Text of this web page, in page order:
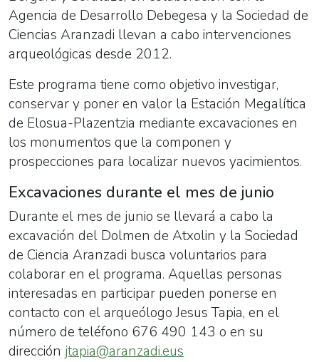
Agencia de Desarrollo Debegesa y la Sociedad de
Ciencias Aranzadi llevan a cabo intervenciones
arqueológicas desde 2012.
Este programa tiene como objetivo investigar,
conservar y poner en valor la Estación Megalítica
de Elosua-Plazentzia mediante excavaciones en
los monumentos que la componen y
prospecciones para localizar nuevos yacimientos.
Excavaciones durante el mes de junio
Durante el mes de junio se llevará a cabo la
excavación del Dolmen de Atxolin y la Sociedad
de Ciencia Aranzadi busca voluntarios para
colaborar en el programa. Aquellas personas
interesadas en participar pueden ponerse en
contacto con el arqueólogo Jesus Tapia, en el
número de teléfono 676 490 143 o en su
dirección jtapia@aranzadi.eus